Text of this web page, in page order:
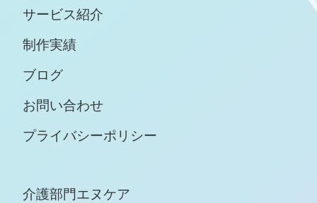
サービス紹介
制作実績
ブログ
お問い合わせ
プライバシーポリシー
介護部門エヌケア